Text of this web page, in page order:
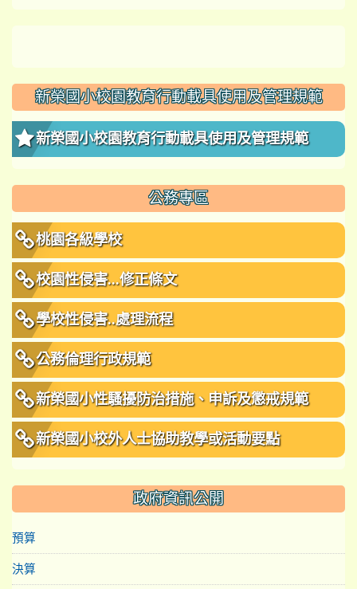
新榮國小校園教育行動載具使用及管理規範
新榮國小校園教育行動載具使用及管理規範
公務專區
桃園各級學校
校園性侵害...修正條文
學校性侵害..處理流程
公務倫理行政規範
新榮國小性騷擾防治措施、申訴及懲戒規範
新榮國小校外人士協助教學或活動要點
政府資訊公開
預算
決算